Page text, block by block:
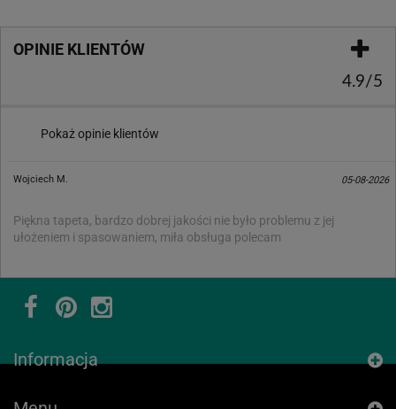
OPINIE KLIENTÓW
4.9/5
Pokaż opinie klientów
Wojciech M. 05-08-2026
Piękna tapeta, bardzo dobrej jakości nie było problemu z jej
ułożeniem i spasowaniem, miła obsługa polecam
Informacja